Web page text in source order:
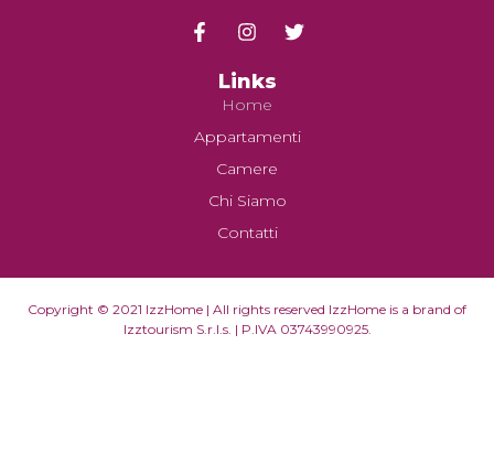
Links
Home
Appartamenti
Camere
Chi Siamo
Contatti
Copyright © 2021 IzzHome | All rights reserved IzzHome is a brand of
Izztourism S.r.l.s. | P.IVA 03743990925.